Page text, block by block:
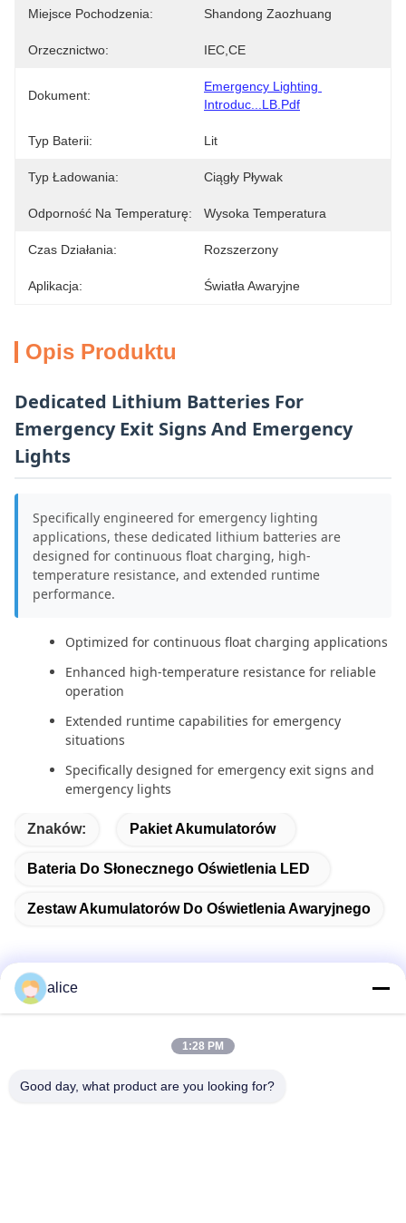
Miejsce Pochodzenia: Shandong Zaozhuang
Orzecznictwo: IEC,CE
Dokument:
Emergency Lighting
Introduc...LB.pdf
Typ Baterii: Lit
Typ Ładowania: Ciągły Pływak
Odporność Na Temperaturę: Wysoka Temperatura
Czas Działania: Rozszerzony
Aplikacja: Światła Awaryjne
Opis Produktu
Dedicated Lithium Batteries For
Emergency Exit Signs And Emergency
Lights
Specifically engineered for emergency lighting
applications, these dedicated lithium batteries are
designed for continuous float charging, high-
temperature resistance, and extended runtime
performance.
Optimized for continuous float charging applications
Enhanced high-temperature resistance for reliable
operation
Extended runtime capabilities for emergency
situations
Specifically designed for emergency exit signs and
emergency lights
Znaków: Pakiet Akumulatorów
Bateria Do Słonecznego Oświetlenia LED
Zestaw Akumulatorów Do Oświetlenia Awaryjnego
Fuyuan 5th Road, Lithium Battery Industrial Park, High-tech
alice
1:28 PM
Good day, what product are you looking for?